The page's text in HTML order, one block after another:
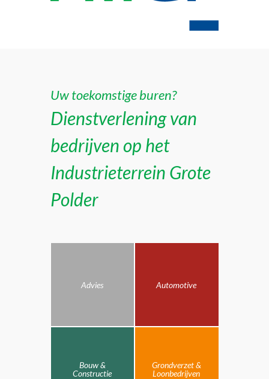
Uw toekomstige buren?
Dienstverlening van
bedrijven op het
Industrieterrein Grote
Polder
Advies Automotive
Bouw &
Constructie
Grondverzet &
Loonbedrijven